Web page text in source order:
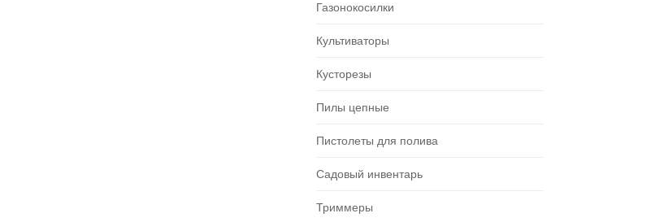
Газонокосилки
Культиваторы
Кусторезы
Пилы цепные
Пистолеты для полива
Садовый инвентарь
Триммеры